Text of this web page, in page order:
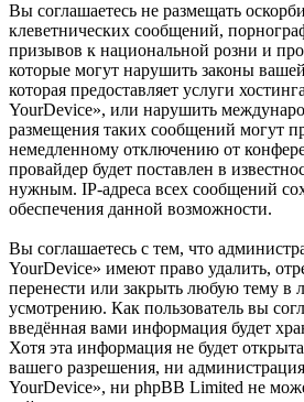
Вы соглашаетесь не размещать
клеветнических сообщений,
призывов к национальной розни и
которые могут нарушить законы
которая предоставляет услуги
YourDevice», или нарушить
размещения таких сообщений могут
немедленному отключению от
провайдер будет поставлен в
нужным. IP-адреса всех сообщений
обеспечения данной возможности.
Вы соглашаетесь с тем, что
YourDevice» имеют право удалить,
перенести или закрыть любую тему в
усмотрению. Как пользователь вы
введённая вами информация будет
Хотя эта информация не будет
вашего разрешения, ни
YourDevice», ни phpBB Limited не